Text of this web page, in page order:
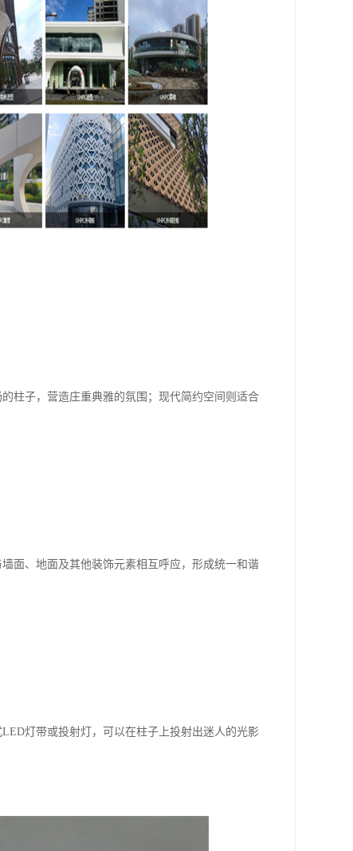
柱子，营造庄重典雅的氛围；现代简约空间则适合
面、地面及其他装饰元素相互呼应，形成统一和谐
灯带或投射灯，可以在柱子上投射出迷人的光影